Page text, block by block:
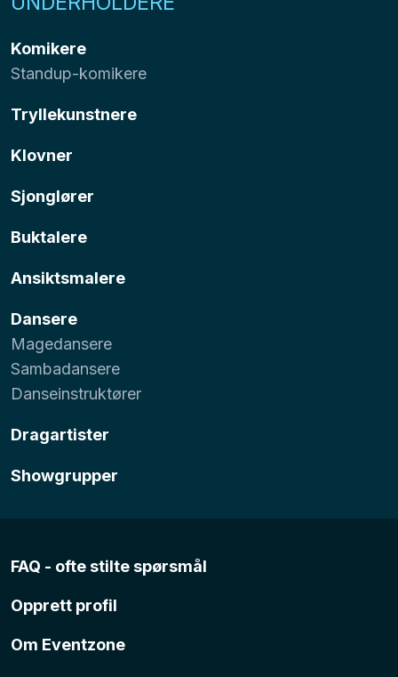
Komikere
Standup-komikere
Tryllekunstnere
Klovner
Sjonglører
Buktalere
Ansiktsmalere
Dansere
Magedansere
Sambadansere
Danseinstruktører
Dragartister
Showgrupper
FAQ - ofte stilte spørsmål
Opprett profil
Om Eventzone